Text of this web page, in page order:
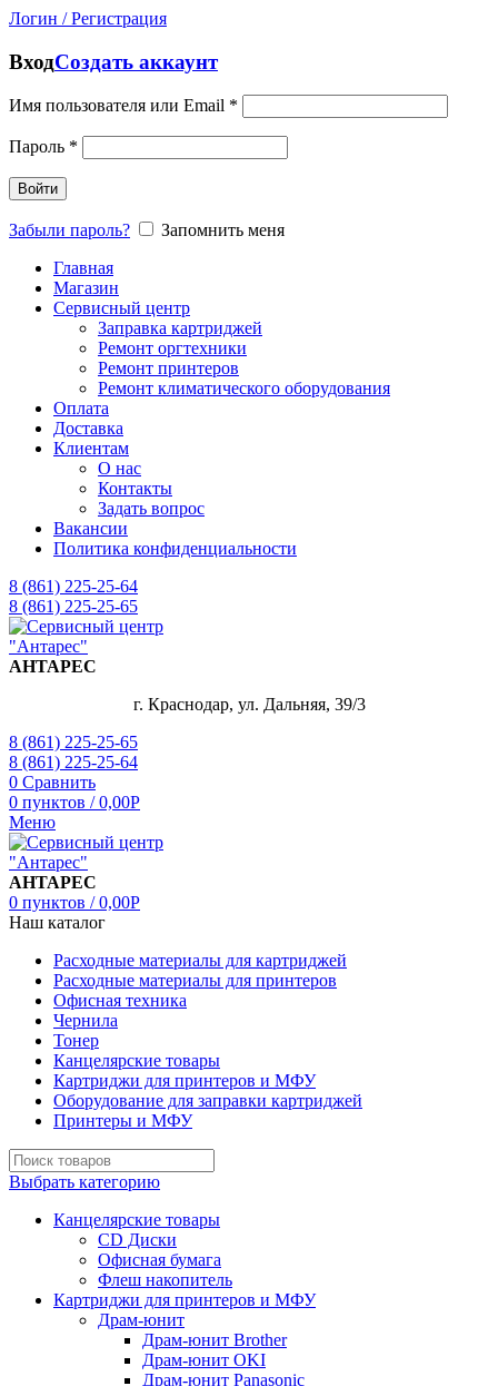
Логин / Регистрация
ВходСоздать аккаунт
Имя пользователя или Email *
Пароль *
Войти
Забыли пароль?
Запомнить меня
Главная
Магазин
Сервисный центр
Заправка картриджей
Ремонт оргтехники
Ремонт принтеров
Ремонт климатического оборудования
Оплата
Доставка
Клиентам
О нас
Контакты
Задать вопрос
Вакансии
Политика конфиденциальности
8 (861) 225-25-64
8 (861) 225-25-65
АНТАРЕС
г. Краснодар, ул. Дальняя, 39/3
8 (861) 225-25-65
8 (861) 225-25-64
0 Сравнить
0 пунктов / 0,00Р
Меню
АНТАРЕС
0 пунктов / 0,00Р
Наш каталог
Расходные материалы для картриджей
Расходные материалы для принтеров
Офисная техника
Чернила
Тонер
Канцелярские товары
Картриджи для принтеров и МФУ
Оборудование для заправки картриджей
Принтеры и МФУ
Выбрать категорию
Канцелярские товары
CD Диски
Офисная бумага
Флеш накопитель
Картриджи для принтеров и МФУ
Драм-юнит
Драм-юнит Brother
Драм-юнит OKI
Драм-юнит Panasonic